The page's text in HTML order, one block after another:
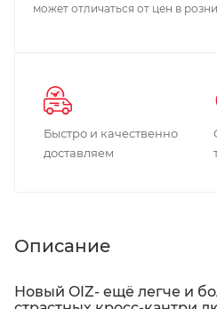
может отличаться от цен в
Быстро и качественно
доставляем
Описание
Новый OIZ- ещё легче и